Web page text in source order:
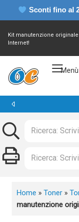
Sconti fino al
Kit manutenzione originale
Internet!
Menù
Home » Toner »
manutenzione